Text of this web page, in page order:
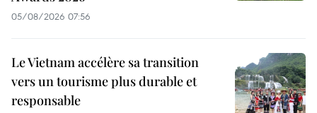
05/08/2026 07:56
Le Vietnam accélère sa transition
vers un tourisme plus durable et
responsable